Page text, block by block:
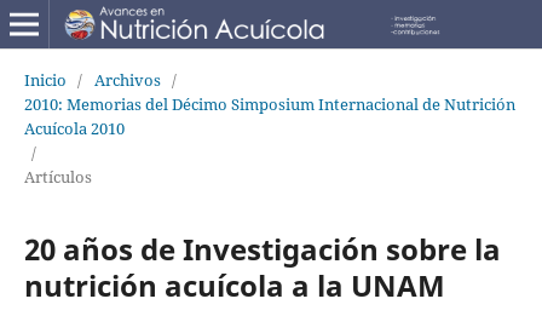
Inicio / Archivos /
2010: Memorias del Décimo Simposium Internacional de Nutrición
Acuícola 2010
/
Artículos
20 años de Investigación sobre la
nutrición acuícola a la UNAM